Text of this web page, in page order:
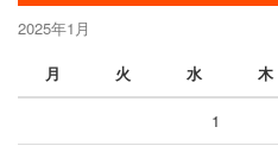
2025年1月
月
火 水 木
1